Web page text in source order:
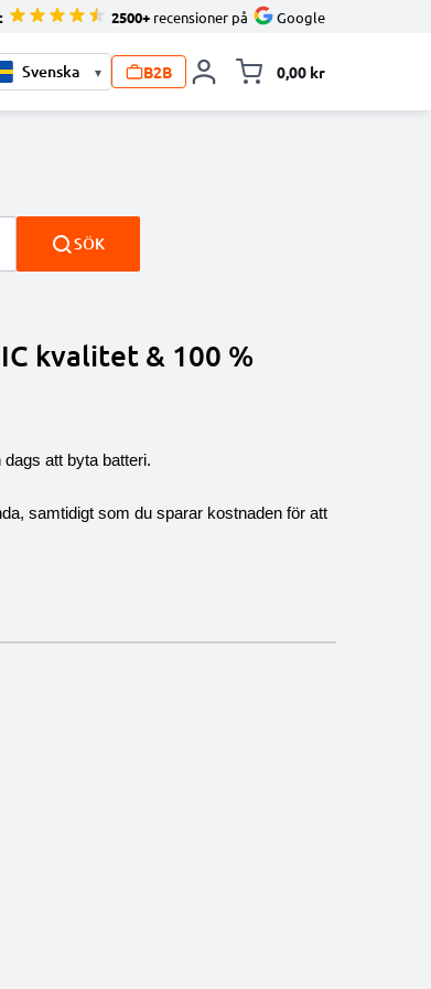
2500+ recensioner på Google
▾ B2B 0,00 kr
SÖK
kvalitet & 100 %
att byta batteri.
samtidigt som du sparar kostnaden för att